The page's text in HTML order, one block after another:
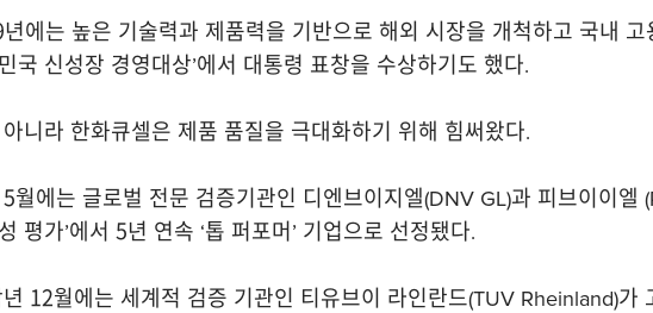
에는 높은 기술력과 제품력을 기반으로 해외 시장을 개척하고 국내 고
국 신성장 경영대상’에서 대통령 표창을 수상하기도 했다.
니라 한화큐셀은 제품 품질을 극대화하기 위해 힘써왔다.
월에는 글로벌 전문 검증기관인 디엔브이지엘(DNV GL)과 피브이이엘
평가’에서 5년 연속 ‘톱 퍼포머’ 기업으로 선정됐다.
12월에는 세계적 검증 기관인 티유브이 라인란드(TUV Rheinland)가